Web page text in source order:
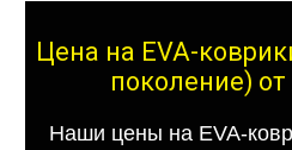
Цена на EVA-
поколение)
Наши цены на EVA-